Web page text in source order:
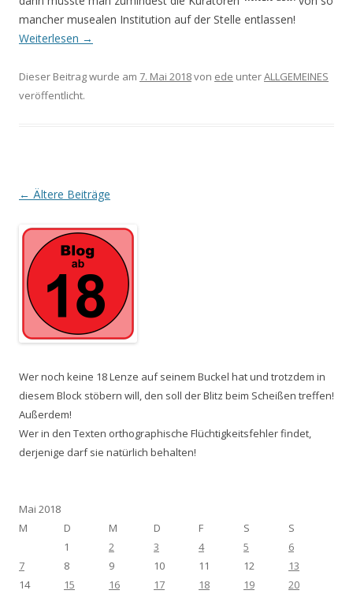
mancher musealen Institution auf der Stelle entlassen!
Weiterlesen →
Dieser Beitrag wurde am 7. Mai 2018von ede unterALLGEMEINES
veröffentlicht.
Beitrags-
← Ältere Beiträge
Wer noch keine 18 Lenze auf seinem Buckel hat und trotzdem in
diesem Block stöbern will, den soll der Blitz beim Scheißen treffen!
Außerdem!
Wer in den Texten orthographische Flüchtigkeitsfehler findet,
derjenige darf sie natürlich behalten!
Mai 2018
M
D M D F S
S
1
2 3 4 5
6
7
8 9 10 11 12
13
14
15 16 17 18 19
20